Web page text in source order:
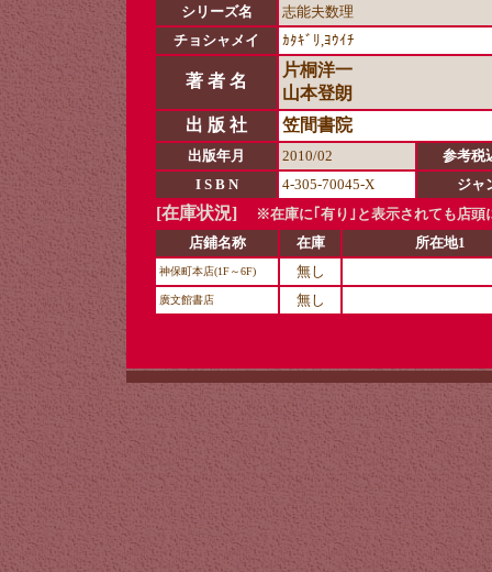
シリーズ名
志能夫数理
チョシャメイ
ｶﾀｷﾞﾘ,ﾖｳｲﾁ
著 者 名
片桐洋一
山本登朗
出 版 社
笠間書院
出版年月 2010/02
参考税
I S B N
4-305-70045-X ジャ
[在庫状況]
※在庫に｢有り｣と表示されても店頭
店鋪名称
在庫 所在地1
神保町本店(1F～6F) 無し
廣文館書店 無し